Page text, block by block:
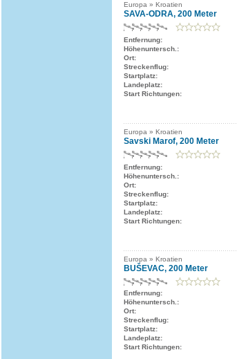
Europa » Kroatien
SAVA-ODRA, 200 Meter
Entfernung:
Höhenuntersch.:
Ort:
Streckenflug:
Startplatz:
Landeplatz:
Start Richtungen:
Europa » Kroatien
Savski Marof, 200 Meter
Entfernung:
Höhenuntersch.:
Ort:
Streckenflug:
Startplatz:
Landeplatz:
Start Richtungen:
Europa » Kroatien
BUŠEVAC, 200 Meter
Entfernung:
Höhenuntersch.:
Ort:
Streckenflug:
Startplatz:
Landeplatz:
Start Richtungen: